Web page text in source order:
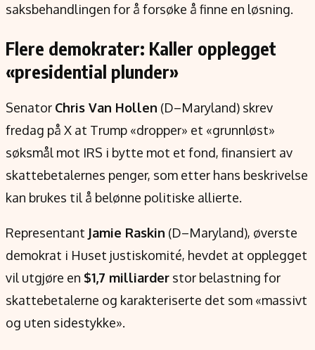
saksbehandlingen for å forsøke å finne en løsning.
Flere demokrater: Kaller opplegget
«presidential plunder»
Senator Chris Van Hollen (D–Maryland) skrev
fredag på X at Trump «dropper» et «grunnløst»
søksmål mot IRS i bytte mot et fond, finansiert av
skattebetalernes penger, som etter hans beskrivelse
kan brukes til å belønne politiske allierte.
Representant Jamie Raskin (D–Maryland), øverste
demokrat i Huset justiskomité, hevdet at opplegget
vil utgjøre en $1,7 milliarder stor belastning for
skattebetalerne og karakteriserte det som «massivt
og uten sidestykke».